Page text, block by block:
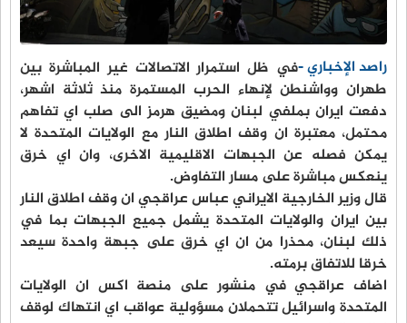
راصد الإخباري -في ظل استمرار الاتصالات غير المباشرة بين
طهران وواشنطن لإنهاء الحرب المستمرة منذ ثلاثة اشهر،
دفعت ايران بملفي لبنان ومضيق هرمز الى صلب اي تفاهم
محتمل، معتبرة ان وقف اطلاق النار مع الولايات المتحدة لا
يمكن فصله عن الجبهات الاقليمية الاخرى، وان اي خرق
ينعكس مباشرة على مسار التفاوض.
قال وزير الخارجية الايراني عباس عراقجي ان وقف اطلاق النار
بين ايران والولايات المتحدة يشمل جميع الجبهات بما في
ذلك لبنان، محذرا من ان اي خرق على جبهة واحدة سيعد
خرقا للاتفاق برمته.
اضاف عراقجي في منشور على منصة اكس ان الولايات
المتحدة واسرائيل تتحملان مسؤولية عواقب اي انتهاك لوقف